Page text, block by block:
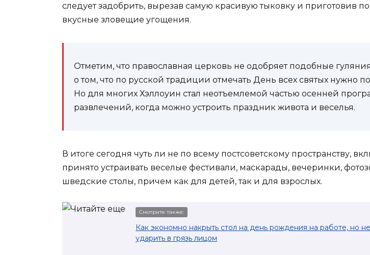
следует задобрить, вырезав самую красивую тыковку и приготовив
вкусные зловещие угощения.
Отметим, что православная церковь не одобряет подобные
о том, что по русской традиции отмечать День всех святых нужно
Но для многих Хэллоуин стал неотъемлемой частью осенней
развлечений, когда можно устроить праздник живота и веселья.
В итоге сегодня чуть ли не по всему постсоветскому пространству,
принято устраивать веселые фестивали, маскарады, вечеринки,
шведские столы, причем как для детей, так и для взрослых.
Смотрите также:
Как экономно накрыть стол на день рождения на работе, но не
ударить в грязь лицом